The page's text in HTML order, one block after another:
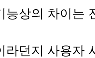
능상의 차이는
라던지 사용자